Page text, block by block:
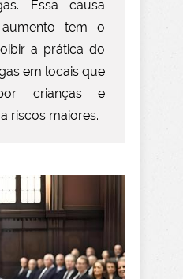
Essa causa
tem o
a prática do
em locais que
crianças e
riscos maiores.